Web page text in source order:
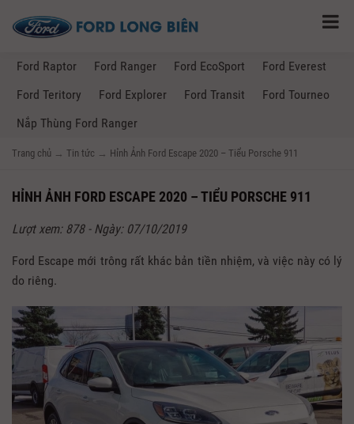
Ford Raptor Ford Ranger Ford EcoSport
Ford Everest
Ford Teritory
Ford Explorer Ford Transit
Ford Tourneo
Nắp Thùng Ford Ranger
Trang chủ → Tin tức → Hỉnh Ảnh Ford Escape 2020 – Tiểu Porsche 911
HỈNH ẢNH FORD ESCAPE 2020 – TIỂU PORSCHE 911
Lượt xem: 878 - Ngày: 07/10/2019
Ford Escape mới trông rất khác bản tiền nhiệm, và việc này có lý
do riêng.